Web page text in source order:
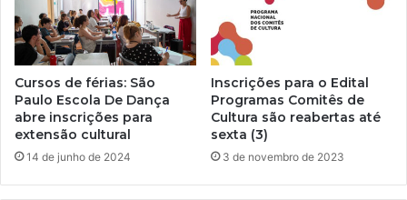
Cursos de férias: São
Paulo Escola De Dança
abre inscrições para
extensão cultural
14 de junho de 2024
Inscrições para o Edital
Programas Comitês de
Cultura são reabertas até
sexta (3)
3 de novembro de 2023